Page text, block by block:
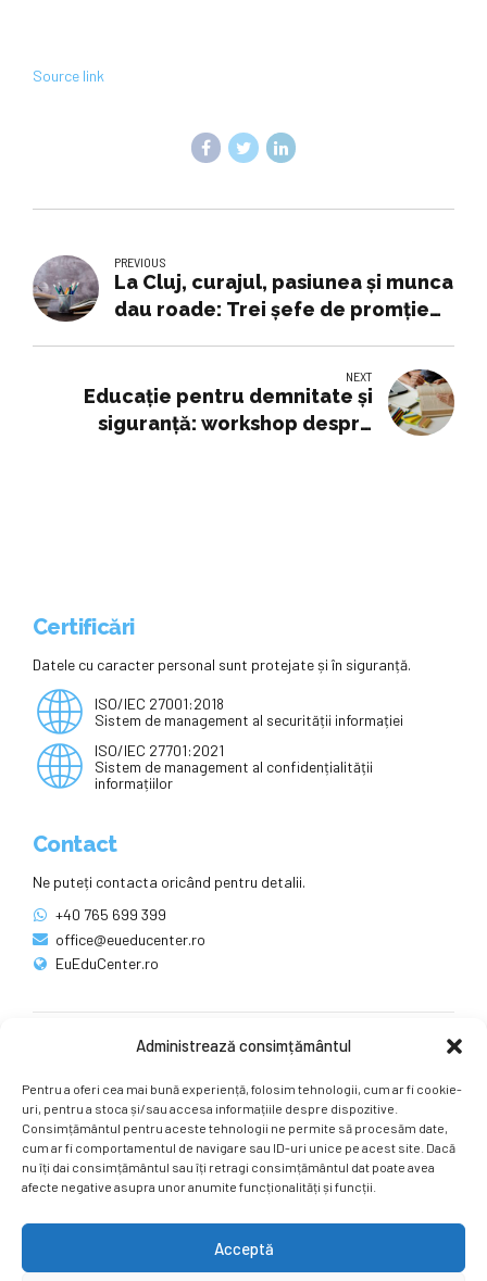
Administrează consimțământul
Pentru a oferi cea mai bună experiență, folosim tehnologii, cum ar fi cookie-
uri, pentru a stoca și/sau accesa informațiile despre dispozitive.
Consimțământul pentru aceste tehnologii ne permite să procesăm date,
cum ar fi comportamentul de navigare sau ID-uri unice pe acest site. Dacă
nu îți dai consimțământul sau îți retragi consimțământul dat poate avea
afecte negative asupra unor anumite funcționalități și funcții.
Acceptă
Source link
PREVIOUS
La Cluj, curajul, pasiunea și munca
dau roade: Trei șefe de promție
Colegiul Emil Racoviță
NEXT
Educație pentru demnitate și
siguranță: workshop despre
Certificări
Datele cu caracter personal sunt protejate și în siguranță.
ISO/IEC 27001:2018
Sistem de management al securității informației
ISO/IEC 27701:2021
Sistem de management al confidențialității
informațiilor
Contact
Ne puteți contacta oricând pentru detalii.
+40 765 699 399
office@eueducenter.ro
EuEduCenter.ro
Ne puteți găsi și pe rețelele sociale.